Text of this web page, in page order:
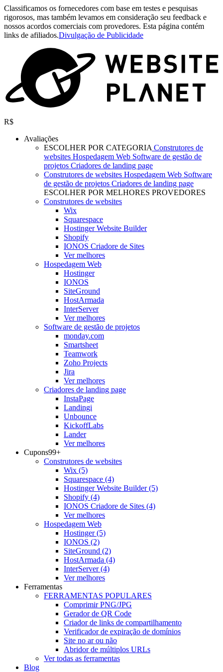
Classificamos os fornecedores com base em testes e pesquisas
rigorosos, mas também levamos em consideração seu feedback e
nossos acordos comerciais com provedores. Esta página contém
links de afiliados.Divulgação de Publicidade
R$
Avaliações
ESCOLHER POR CATEGORIA Construtores de
websites Hospedagem Web Software de gestão de
projetos Criadores de landing page
Construtores de websites Hospedagem Web Software
de gestão de projetos Criadores de landing page
ESCOLHER POR MELHORES PROVEDORES
Construtores de websites
Wix
Squarespace
Hostinger Website Builder
Shopify
IONOS Criadore de Sites
Ver melhores
Hospedagem Web
Hostinger
IONOS
SiteGround
HostArmada
InterServer
Ver melhores
Software de gestão de projetos
monday.com
Smartsheet
Teamwork
Zoho Projects
Jira
Ver melhores
Criadores de landing page
InstaPage
Landingi
Unbounce
KickoffLabs
Lander
Ver melhores
Cupons99+
Construtores de websites
Wix (5)
Squarespace (4)
Hostinger Website Builder(5)
Shopify (4)
IONOS Criadore de Sites (4)
Ver melhores
Hospedagem Web
Hostinger(5)
IONOS (2)
SiteGround (2)
HostArmada (4)
InterServer(4)
Ver melhores
Ferramentas
FERRAMENTAS POPULARES
Comprimir PNG/JPG
Gerador de QR Code
Criador de links de compartilhamento
Verificador de expiração de domínios
Site no ar ou não
Abridor de múltiplos URLs
Ver todas as ferramentas
Blog